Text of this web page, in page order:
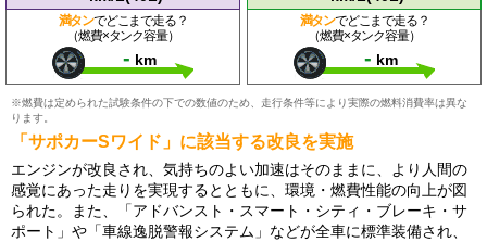
満タンでどこまで走る？
（燃費×タンク容量）
- km
満タンでどこまで走る？
（燃費×タンク容量）
- km
※燃費は定められた試験条件の下での数値のため、走行条件等により実際の燃料消費率は異な
ります。
「サポカーSワイド」に該当する改良を実施
エンジンが改良され、気持ちのよい加速はそのままに、より人間の
感覚にあった走りを実現するとともに、環境・燃費性能の向上が図
られた。また、「アドバンスト・スマート・シティ・ブレーキ・サ
ポート」や「車線逸脱警報システム」などが全車に標準装備され、